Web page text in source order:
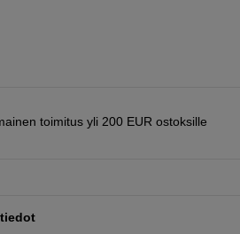
toimitus yli 200 EUR ostoksille